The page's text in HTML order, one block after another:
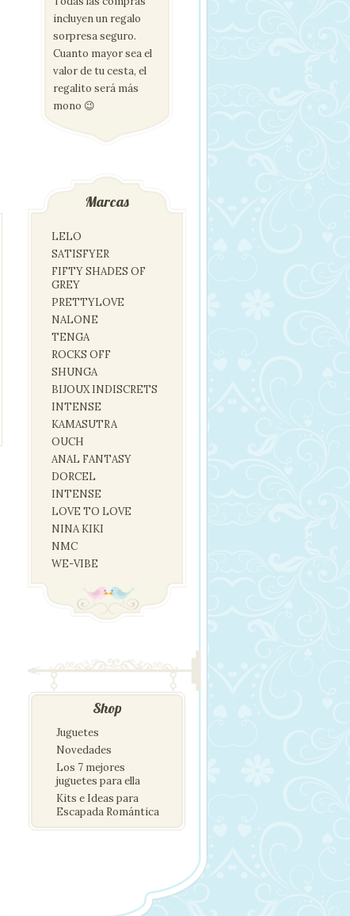
incluyen un regalo
sorpresa seguro.
Cuanto mayor sea el
valor de tu cesta, el
regalito será más
mono 😉
Marcas
LELO
SATISFYER
FIFTY SHADES OF
GREY
PRETTYLOVE
NALONE
TENGA
ROCKS OFF
SHUNGA
BIJOUX INDISCRETS
INTENSE
KAMASUTRA
OUCH
ANAL FANTASY
DORCEL
INTENSE
LOVE TO LOVE
NINA KIKI
NMC
WE-VIBE
Shop
Juguetes
Novedades
Los 7 mejores
juguetes para ella
Kits e Ideas para
Escapada Romántica